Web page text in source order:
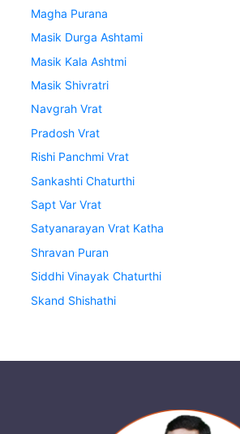
Magha Purana
Masik Durga Ashtami
Masik Kala Ashtmi
Masik Shivratri
Navgrah Vrat
Pradosh Vrat
Rishi Panchmi Vrat
Sankashti Chaturthi
Sapt Var Vrat
Satyanarayan Vrat Katha
Shravan Puran
Siddhi Vinayak Chaturthi
Skand Shishathi